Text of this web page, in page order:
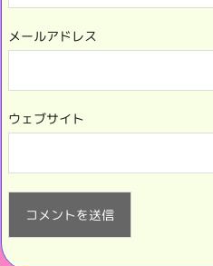
メールアドレス
ウェブサイト